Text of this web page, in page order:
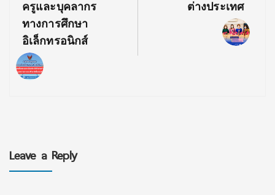
ครูและบุคลากร
ทางการศึกษา
อิเล็กทรอนิกส์
ต่างประเทศ
Leave a Reply